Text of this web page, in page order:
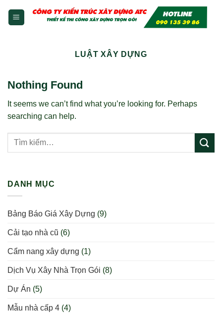
LUẬT XÂY DỰNG
Nothing Found
It seems we can’t find what you’re looking for. Perhaps
searching can help.
DANH MỤC
Bảng Báo Giá Xây Dựng (9)
Cải tạo nhà cũ (6)
Cẩm nang xây dựng (1)
Dịch Vụ Xây Nhà Trọn Gói (8)
Dự Án (5)
Mẫu nhà cấp 4 (4)